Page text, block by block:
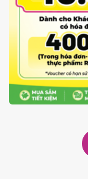
GIÁ LUÔN